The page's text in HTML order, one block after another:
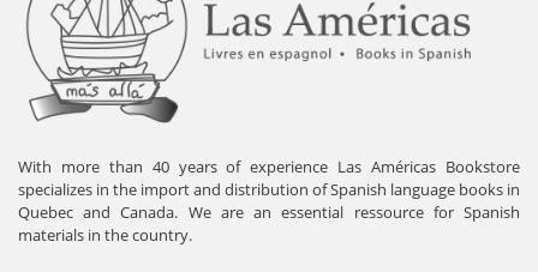
With more than 40 years of experience Las Américas Bookstore
specializes in the import and distribution of Spanish language books in
Quebec and Canada. We are an essential ressource for Spanish
materials in the country.